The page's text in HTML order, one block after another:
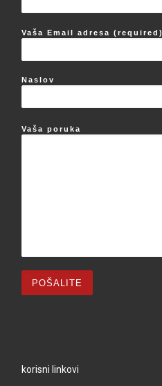
Vaša Email adresa (required)
Naslov
Vaša poruka
korisni linkovi